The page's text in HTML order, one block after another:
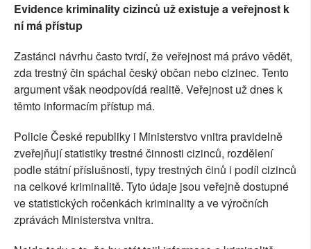
Evidence kriminality cizinců už existuje a veřejnost k
ní má přístup
Zastánci návrhu často tvrdí, že veřejnost má právo vědět,
zda trestný čin spáchal český občan nebo cizinec. Tento
argument však neodpovídá realitě. Veřejnost už dnes k
těmto informacím přístup má.
Policie České republiky i Ministerstvo vnitra pravidelně
zveřejňují statistiky trestné činnosti cizinců, rozdělení
podle státní příslušnosti, typy trestných činů i podíl cizinců
na celkové kriminalitě. Tyto údaje jsou veřejně dostupné
ve statistických ročenkách kriminality a ve výročních
zprávách Ministerstva vnitra.